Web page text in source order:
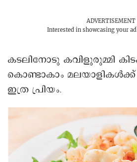
ADVERTISEMENT
Interested in showcasing your
കടലിനോടു കവിളുരുമ്മി
കൊണ്ടാകാം
ഇത്ര പ്രിയം.